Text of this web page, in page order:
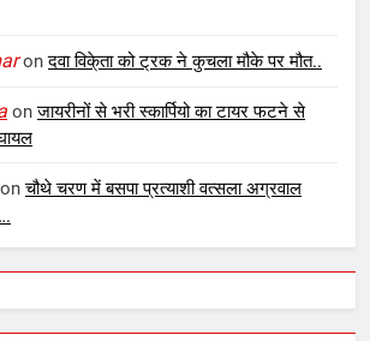
onदवा विके्ता को ट्रक ने कुचला मौके पर मौत..
onजायरीनों से भरी स्कार्पियो का टायर फटने से
चौथे चरण में बसपा प्रत्याशी वत्सला अग्रवाल